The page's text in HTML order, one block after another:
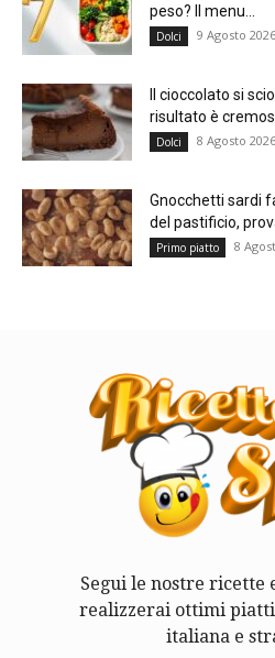
peso? Il menu...
Dolci 9 Agosto 2026
Il cioccolato si
risultato è
Dolci 8 Agosto 2026
Gnocchetti sardi
del pastificio,
Primo piatto 8
Segui le nostre ricette
realizzerai ottimi
italiana e